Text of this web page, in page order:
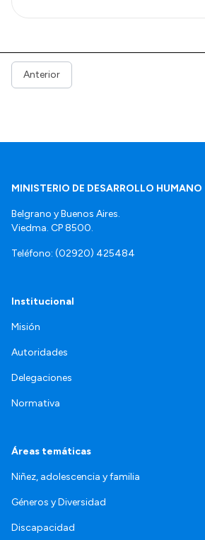
Anterior
MINISTERIO DE DESARROLLO HUMANO
Belgrano y Buenos Aires.
Viedma. CP 8500.
Teléfono: (02920) 425484
Institucional
Misión
Autoridades
Delegaciones
Normativa
Áreas temáticas
Niñez, adolescencia y familia
Géneros y Diversidad
Discapacidad